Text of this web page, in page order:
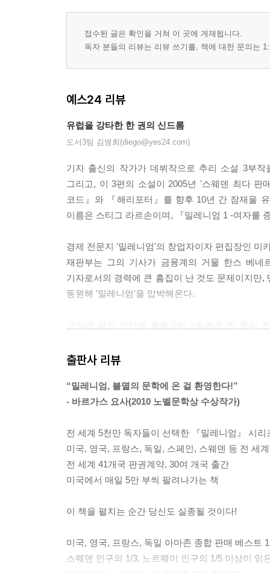
접수된 글은 확인을 거쳐 이 곳에 게재됩니다.
독자 분들의 리뷰는 리뷰 쓰기를, 책에 대한 문의는
예스24 리뷰
유럽을 강타한 한 권의 신드롬
도서3팀 김병희(diego@yes24.com)
기자 출신의 작가가 데뷔작으로 추리 소설 3부
그리고, 이 3편의 소설이 2005년 '스웨덴 최다
코드』와 『해리포터』를 향후 10년 간 잠재울
이름은 스티그 라르손이며, 『밀레니엄 1 -여자를
경제 전문지 '밀레니엄'의 창업자이자 편집장인 미
재판부는 그의 기사가 금융계의 거물 한스 베
기자로서의 경력에 큰 흠집이 난 것도 문제이지만
동원해 '밀레니엄'을 압박해온다.
진실을 밝히겠다는 일념으로 사건과 관련한 온갖
한국어 독자들에게 『밀레니엄』의 앞 100페이
자신을 발견하게 될 것이다. 의미 없이 던져진
사건이 시작된다. 심지어 『밀레니엄 1』을 덮으
'책이 아닌 마약'이라는 잡지 서평은 어느 정도
출판사 리뷰
“밀레니엄, 불멸의 문학에 온 걸 환영한다!”
- 바르가스 요사(2010 노벨문학상 수상작가)
전 세계 5천만 독자들이 선택한 『밀레니엄』 시리
미국, 영국, 프랑스, 독일, 스페인, 스웨덴 등 전 세
전 세계 41개국 판권계약, 30여 개국 출간
미국에서 매일 5만 부씩 팔려나가는 책
이 책을 펼치는 순간 당신도 실종될 것이다!
미국, 영국, 프랑스, 독일 아마존 종합 판매 베스트
스웨덴 인구의 1/3, 노르웨이 인구의 1/5 이상이 읽